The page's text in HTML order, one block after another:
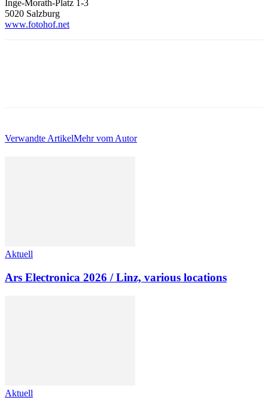
Inge-Morath-Platz 1-3
5020 Salzburg
www.fotohof.net
Verwandte ArtikelMehr vom Autor
Aktuell
Ars Electronica 2026 / Linz, various locations
Aktuell